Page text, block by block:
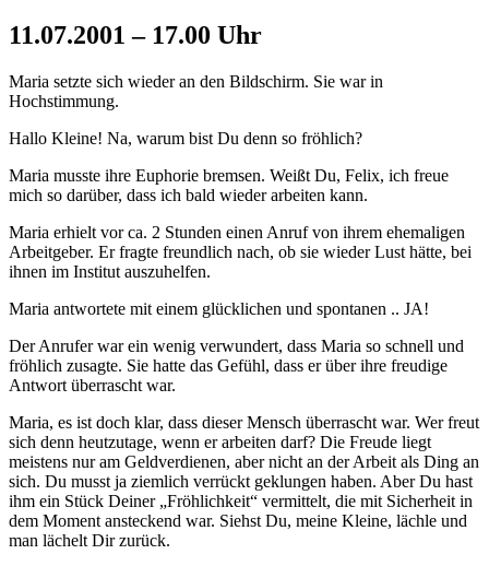
11.07.2001 – 17.00 Uhr
Maria setzte sich wieder an den Bildschirm. Sie war in
Hochstimmung.
Hallo Kleine! Na, warum bist Du denn so fröhlich?
Maria musste ihre Euphorie bremsen. Weißt Du, Felix, ich freue
mich so darüber, dass ich bald wieder arbeiten kann.
Maria erhielt vor ca. 2 Stunden einen Anruf von ihrem ehemaligen
Arbeitgeber. Er fragte freundlich nach, ob sie wieder Lust hätte, bei
ihnen im Institut auszuhelfen.
Maria antwortete mit einem glücklichen und spontanen .. JA!
Der Anrufer war ein wenig verwundert, dass Maria so schnell und
fröhlich zusagte. Sie hatte das Gefühl, dass er über ihre freudige
Antwort überrascht war.
Maria, es ist doch klar, dass dieser Mensch überrascht war. Wer freut
sich denn heutzutage, wenn er arbeiten darf? Die Freude liegt
meistens nur am Geldverdienen, aber nicht an der Arbeit als Ding an
sich. Du musst ja ziemlich verrückt geklungen haben. Aber Du hast
ihm ein Stück Deiner „Fröhlichkeit“ vermittelt, die mit Sicherheit in
dem Moment ansteckend war. Siehst Du, meine Kleine, lächle und
man lächelt Dir zurück.